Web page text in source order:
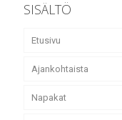
SISÄLTÖ
Etusivu
Ajankohtaista
Napakat